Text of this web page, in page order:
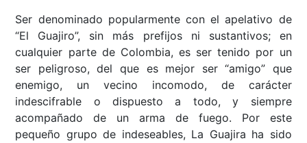
Ser denominado popularmente con el apelativo de
“El Guajiro”, sin más prefijos ni sustantivos; en
cualquier parte de Colombia, es ser tenido por un
ser peligroso, del que es mejor ser “amigo” que
enemigo, un vecino incomodo, de carácter
indescifrable o dispuesto a todo, y siempre
acompañado de un arma de fuego. Por este
pequeño grupo de indeseables, La Guajira ha sido